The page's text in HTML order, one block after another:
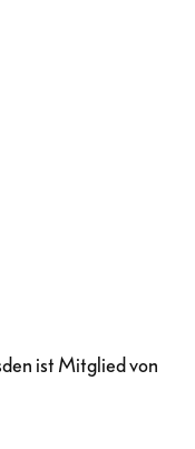
ist Mitglied von